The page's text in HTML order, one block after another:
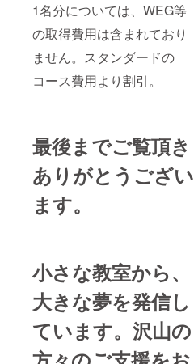
1名分については、WEG等
の取得費用は含まれており
ません。スタンダードの
コース費用より割引。
最後までご覧頂き
ありがとうござい
ます。
小さな教室から、
大きな夢を発信し
ています。沢山の